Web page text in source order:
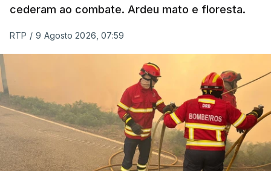
cederam ao combate. Ardeu mato e floresta.
RTP / 9 Agosto 2026, 07:59